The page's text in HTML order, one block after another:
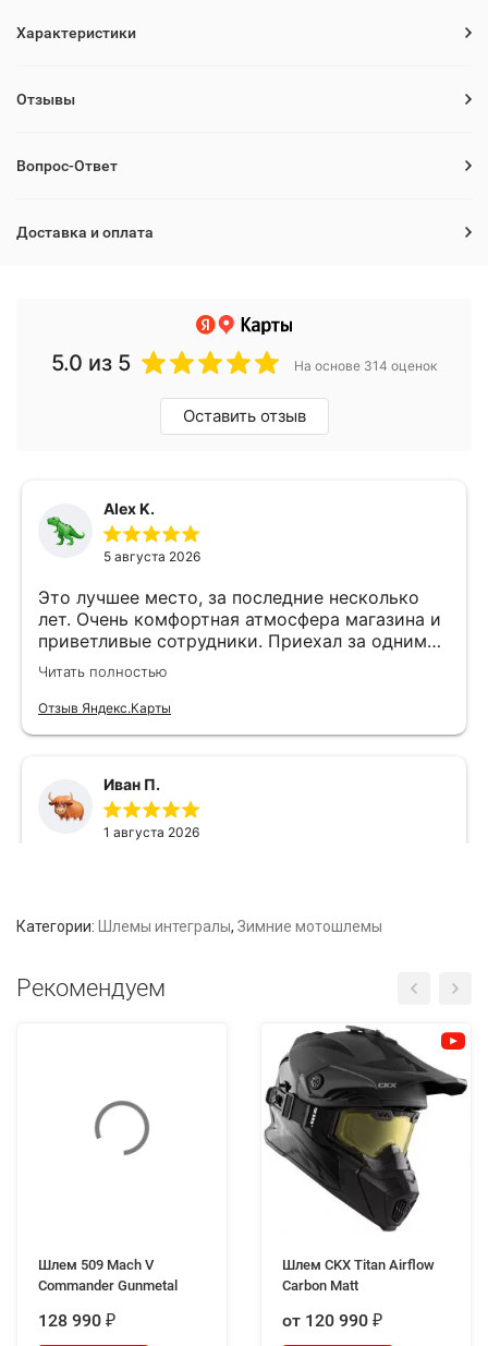
Характеристики
Отзывы
Вопрос-Ответ
Доставка и оплата
Категории: Шлемы интегралы, Зимние мотошлемы
Рекомендуем
Шлем 509 Mach V
Commander Gunmetal
128 990 ₽
Шлем CKX Titan Airflow
Carbon Matt
от 120 990 ₽